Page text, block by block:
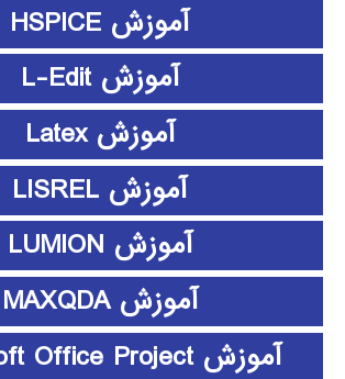
آموزش HSPICE
آموزش L-Edit
آموزش Latex
آموزش LISREL
آموزش LUMION
آموزش MAXQDA
آموزش Microsoft Office Project